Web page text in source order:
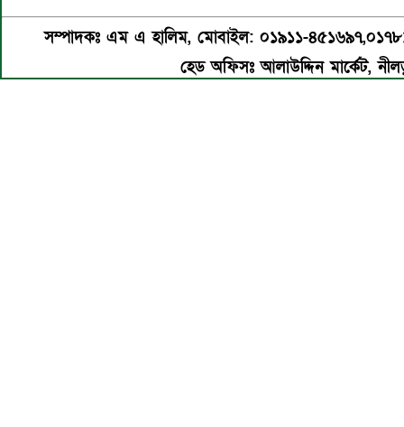
সম্পাদকঃ এম এ হালিম, মোবাইল: ০১৯১১-
হেড অফিসঃ আলাউদ্দিন মার্কেট,